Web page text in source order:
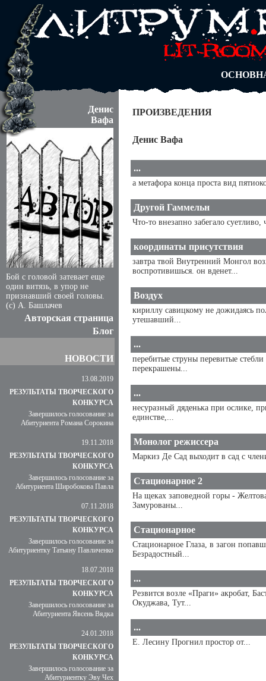
АВТОРЫ
БЛОГИ
АБИТУРА
Денис
Вафа
Бой с головой затевает еще
один витязь, в упор не
признавший своей головы.
(с) А. Башлачев
Авторская страница
Блог
НОВОСТИ
13.08.2019
РЕЗУЛЬТАТЫ ТВОРЧЕСКОГО
КОНКУРСА
Завершилось голосование за
Абитуриента Романа Сорокина
19.11.2018
РЕЗУЛЬТАТЫ ТВОРЧЕСКОГО
КОНКУРСА
Завершилось голосование за
Абитуриента Широбокова Павла
07.11.2018
РЕЗУЛЬТАТЫ ТВОРЧЕСКОГО
КОНКУРСА
Завершилось голосование за
Абитуриентку Татьяну Павличенко
18.07.2018
РЕЗУЛЬТАТЫ ТВОРЧЕСКОГО
КОНКУРСА
Завершилось голосование за
Абитуриента Явсень Вядка
24.01.2018
РЕЗУЛЬТАТЫ ТВОРЧЕСКОГО
КОНКУРСА
Завершилось голосование за
Абитуриентку Эву Чех
ПРОИЗВЕДЕНИЯ
Денис Вафа
...
а метафора конца проста вид
Другой Гаммельн
Что-то внезапно забегало
координаты присутствия
завтра твой Внутренний Монгол
воспротивишься. он вденет...
Воздух
кириллу савицкому не дожидаясь
утешавший...
...
перебитые струны перевитые
перекрашены...
...
несуразный дяденька при ослике,
единстве,...
Монолог режиссера
Маркиз Де Сад выходит в сад с
Стационарное 2
На щеках заповедной горы -
Замурованы...
Стационарное
Стационарное Глаза, в загон
Безрадостный...
...
Резвится возле «Праги» акробат,
Окуджава, Тут...
...
Е. Лесину Прогнил простор от...